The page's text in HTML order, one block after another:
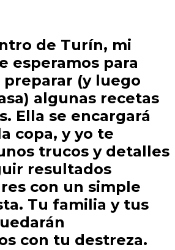
de Turín, mi
esperamos para
(y luego
algunas recetas
Ella se encargará
copa, y yo te
trucos y detalles
resultados
con un simple
Tu familia y tus
con tu destreza.